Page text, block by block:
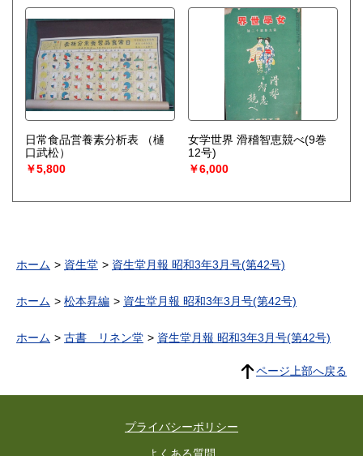
日常食品営養素分析表
（樋
口武松）
￥5,800
女学世界 滑稽智恵競べ(9巻
12号)
￥6,000
ホーム 資生堂 資生堂月報 昭和3年3月号(第42号)
ホーム 松本昇編 資生堂月報 昭和3年3月号(第42号)
ホーム 古書 リネン堂 資生堂月報 昭和3年3月号(第42号)
ページ上部へ戻る
プライバシーポリシー